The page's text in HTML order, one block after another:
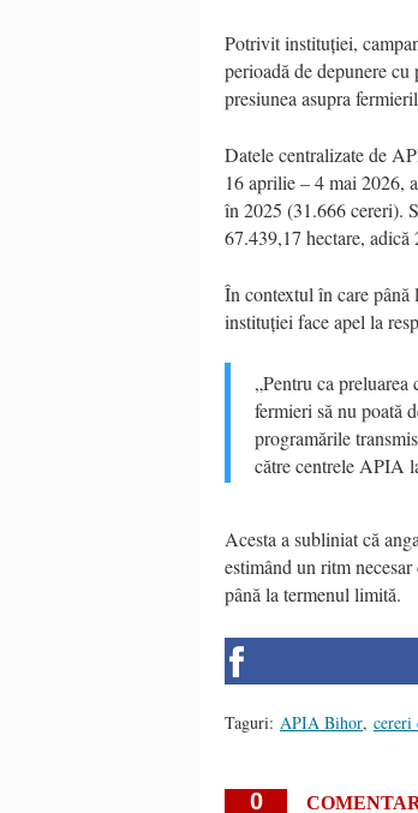
Potrivit instituției,
perioadă de depunere
presiunea asupra
Datele centralizate de
16 aprilie – 4 mai 2026,
în 2025 (31.666 cereri).
67.439,17 hectare,
În contextul în care până
instituției face apel la
„Pentru ca
fermieri să nu poată
programările
către centrele APIA
Acesta a subliniat că
estimând un ritm
până la termenul limită.
Taguri: APIA Bihor, cereri
0